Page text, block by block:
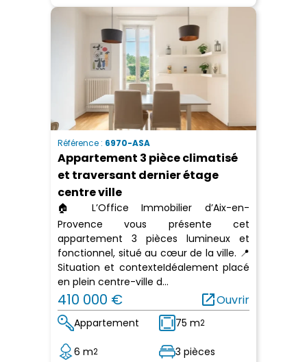
Référence : 6970-ASA
Appartement 3 pièce climatisé
et traversant dernier étage
centre ville
🏠 L’Office Immobilier d’Aix-en-
Provence vous présente cet
appartement 3 pièces lumineux et
fonctionnel, situé au cœur de la ville. 📍
Situation et contexteIdéalement placé
en plein centre-ville d...
410 000 € open_in_newOuvrir
Appartement 75 m2
6 m2 3 pièces